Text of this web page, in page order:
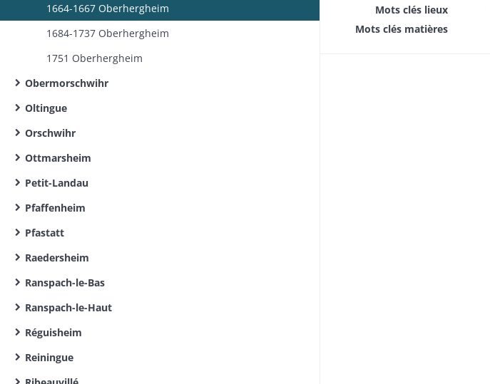
1664-1667 Oberhergheim
1684-1737 Oberhergheim
1751 Oberhergheim
Obermorschwihr
Oltingue
Orschwihr
Ottmarsheim
Petit-Landau
Pfaffenheim
Pfastatt
Raedersheim
Ranspach-le-Bas
Ranspach-le-Haut
Réguisheim
Reiningue
Mots clés lieux
Mots clés matières